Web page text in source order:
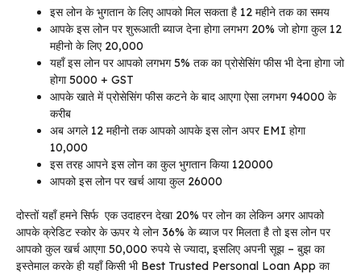
इस लोन के भुगतान के लिए आपको मिल सकता है 12 महीने तक का समय
आपके इस लोन पर शुरूआती ब्याज देना होगा लगभग 20% जो होगा कुल 12
महीनो के लिए 20,000
यहाँ इस लोन पर आपको लगभग 5% तक का प्रोसेसिंग फीस भी देना होगा जो
होगा 5000 + GST
आपके खाते में प्रोसेसिंग फीस कटने के बाद आएगा ऐसा लगभग 94000 के
करीब
अब अगले 12 महीनो तक आपको आपके इस लोन अपर EMI होगा
10,000
इस तरह आपने इस लोन का कुल भुगतान किया 120000
आपको इस लोन पर खर्च आया कुल 26000
दोस्तों यहाँ हमने सिर्फ एक उदाहरन देखा 20% पर लोन का लेकिन अगर आपको
आपके क्रेडिट स्कोर के ऊपर ये लोन 36% के ब्याज पर मिलता है तो इस लोन पर
आपको कुल खर्च आएगा 50,000 रुपये से ज्यादा, इसलिए अपनी सूझ – बुझ का
इस्तेमाल करके ही यहाँ किसी भी Best Trusted Personal Loan App का